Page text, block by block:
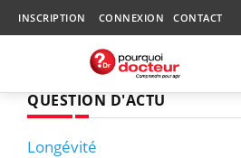
INSCRIPTION CONNEXION CONTACT
QUESTION D'ACTU
Longévité